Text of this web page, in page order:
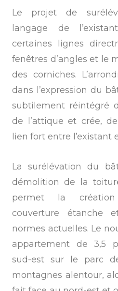
Le projet de
langage de
certaines lignes
fenêtres d’angles et le
des corniches.
dans l’expression du
subtilement réintégré
de l’attique et crée,
lien fort entre l’existant
La surélévation du
démolition de la
permet la création
couverture étanche
normes actuelles. Le
appartement de 3,5
sud-est sur le parc
montagnes alentour,